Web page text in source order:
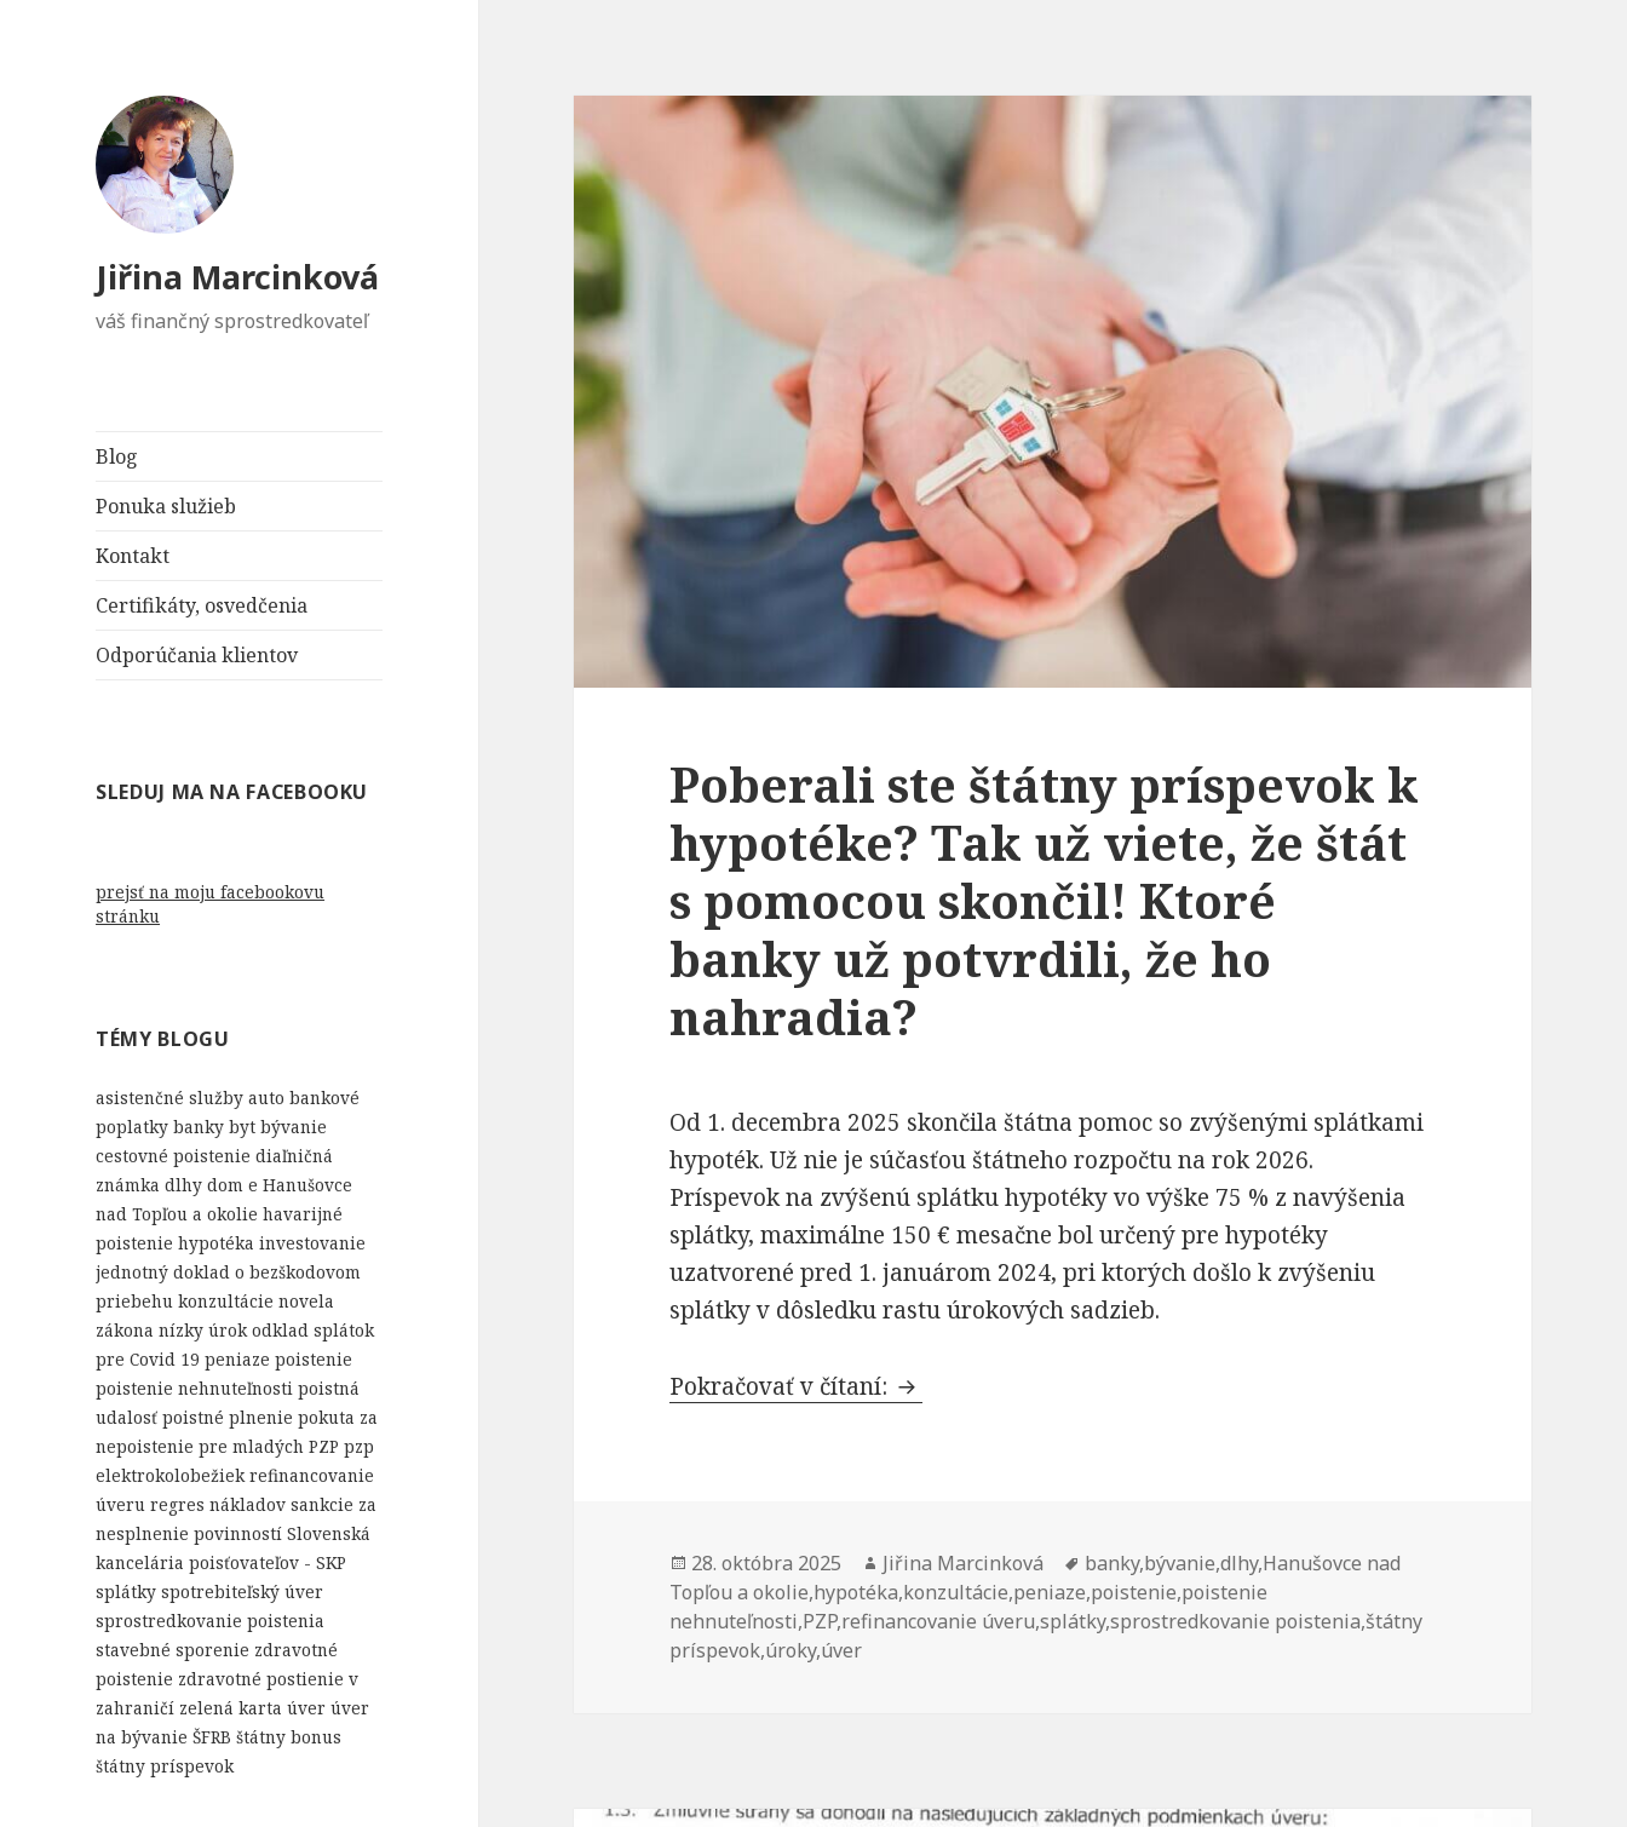
Jiřina Marcinková
váš finančný sprostredkovateľ
Blog
Ponuka služieb
Kontakt
Certifikáty, osvedčenia
Odporúčania klientov
SLEDUJ MA NA FACEBOOKU
prejsť na moju facebookovu
stránku
TÉMY BLOGU
asistenčné služby auto bankové
poplatky banky byt bývanie
cestovné poistenie diaľničná
známka dlhy dom e Hanušovce
nad Topľou a okolie havarijné
poistenie hypotéka investovanie
jednotný doklad o bezškodovom
priebehu konzultácie novela
zákona nízky úrok odklad splátok
pre Covid 19 peniaze poistenie
poistenie nehnuteľnosti poistná
udalosť poistné plnenie pokuta za
nepoistenie pre mladých PZP pzp
elektrokolobežiek refinancovanie
úveru regres nákladov sankcie za
nesplnenie povinností Slovenská
kancelária poisťovateľov - SKP
splátky spotrebiteľský úver
sprostredkovanie poistenia
stavebné sporenie zdravotné
poistenie zdravotné postienie v
zahraničí zelená karta úver úver
na bývanie ŠFRB štátny bonus
štátny príspevok
Poberali ste štátny príspevok k
hypotéke? Tak už viete, že štát
s pomocou skončil! Ktoré
banky už potvrdili, že ho
nahradia?
Od 1. decembra 2025 skončila štátna pomoc so zvýšenými splátkami
hypoték. Už nie je súčasťou štátneho rozpočtu na rok 2026.
Príspevok na zvýšenú splátku hypotéky vo výške 75 % z navýšenia
splátky, maximálne 150 € mesačne bol určený pre hypotéky
uzatvorené pred 1. januárom 2024, pri ktorých došlo k zvýšeniu
splátky v dôsledku rastu úrokových sadzieb.
Pokračovať v čítaní: Poberali ste štátny príspevok k hypotéke? Tak už viete, že štát s
Publikované
28. októbra 2025 Autor
Jiřina Marcinková Značky
banky,bývanie,dlhy,Hanušovce nad
Topľou a okolie,hypotéka,konzultácie,peniaze,poistenie,poistenie
nehnuteľnosti,PZP,refinancovanie úveru,splátky,sprostredkovanie poistenia,štátny
príspevok,úroky,úver